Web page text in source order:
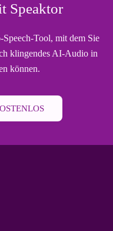
Speaktor
Speech-Tool, mit dem Sie
klingendes AI-Audio in
können.